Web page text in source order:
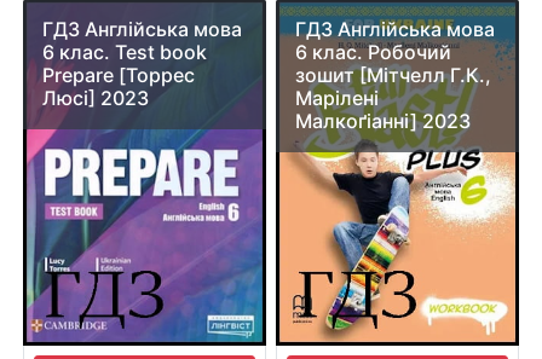
ГДЗ Англійська мова
6 клас. Test book
Prepare [Торрес
Люсі] 2023
ГДЗ Англійська мова
6 клас. Робочий
зошит [Мітчелл Г.К.,
Марілені
Малкоґіанні] 2023